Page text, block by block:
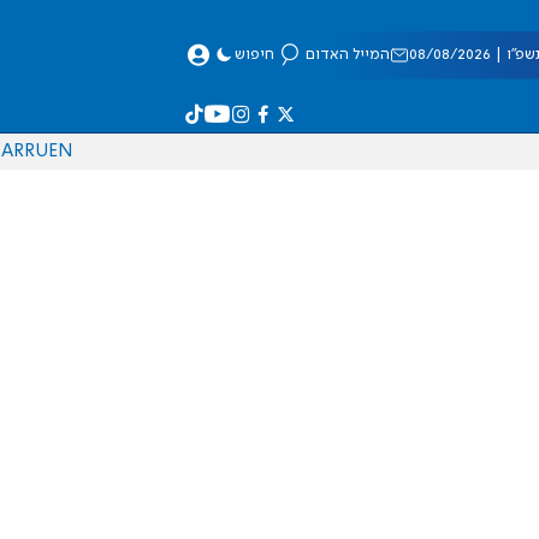
08/2026 המייל האדום חיפוש
EN
RU
AR